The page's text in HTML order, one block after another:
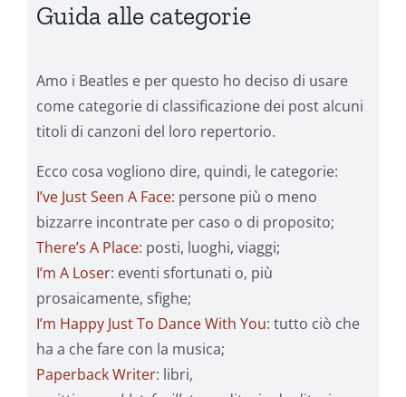
Guida alle categorie
Amo i Beatles e per questo ho deciso di usare
come categorie di classificazione dei post alcuni
titoli di canzoni del loro repertorio.
Ecco cosa vogliono dire, quindi, le categorie:
I’ve Just Seen A Face: persone più o meno
bizzarre incontrate per caso o di proposito;
There’s A Place: posti, luoghi, viaggi;
I’m A Loser: eventi sfortunati o, più
prosaicamente, sfighe;
I’m Happy Just To Dance With You: tutto ciò che
ha a che fare con la musica;
Paperback Writer: libri,